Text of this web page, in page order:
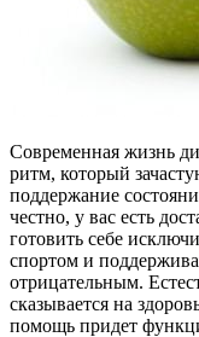
Современная жизнь
ритм, который
поддержание
честно, у вас есть
готовить себе
спортом и
отрицательным.
сказывается на
помощь придет